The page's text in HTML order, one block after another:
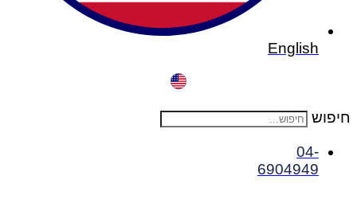
English
חיפוש
04-
6904949